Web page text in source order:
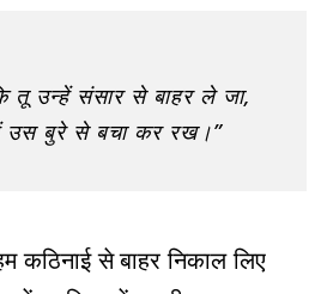
तू उन्हें संसार से बाहर ले जा,
उस बुरे से बचा कर रख।”
कठिनाई से बाहर निकाल लिए